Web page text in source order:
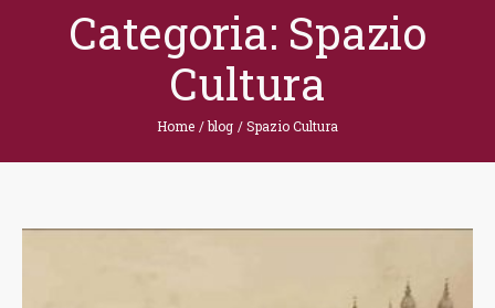
Categoria: Spazio
Cultura
Home /blog /Spazio Cultura